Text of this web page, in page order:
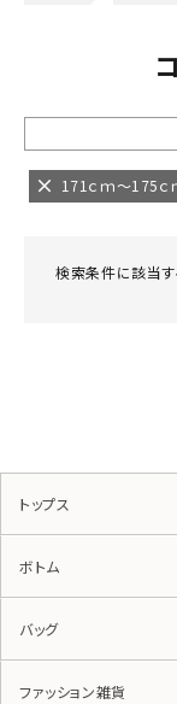
171ｃｍ～175ｃ
検索条件に該当す
トップス
ボトム
バッグ
ファッション雑貨